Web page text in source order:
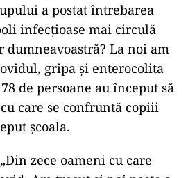
a postat întrebarea
infecțioase mai circulă
La noi am
gripa și enterocolita
de persoane au început să
care se confruntă copiii
școala.
zece oameni cu care